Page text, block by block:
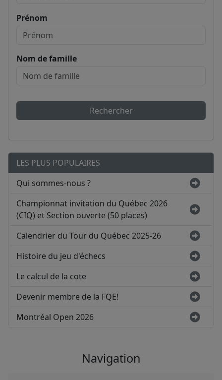
Prénom
Nom de famille
Rechercher
LES PLUS POPULAIRES
Qui sommes-nous ?
Championnat invitation du Québec 2026
(CIQ) et Section ouverte (50 places)
Calendrier du Tour du Québec 2025-26
Histoire du jeu d'échecs
Le calcul de la cote
Devenir membre de la FQE!
Montréal Open 2026
Navigation